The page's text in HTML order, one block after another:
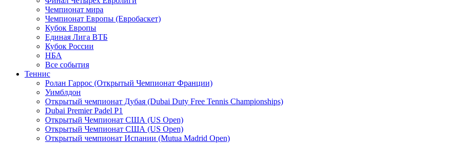
Чемпионат мира
Чемпионат Европы (Евробаскет)
Кубок Европы
Единая Лига ВТБ
Кубок России
НБА
Все события
Теннис
Ролан Гаррос (Открытый Чемпионат Франции)
Уимблдон
Открытый чемпионат Дубая (Dubai Duty Free Tennis Championships)
Dubai Premier Padel P1
Открытый Чемпионат США (US Open)
Открытый Чемпионат США (US Open)
Открытый чемпионат Испании (Mutua Madrid Open)